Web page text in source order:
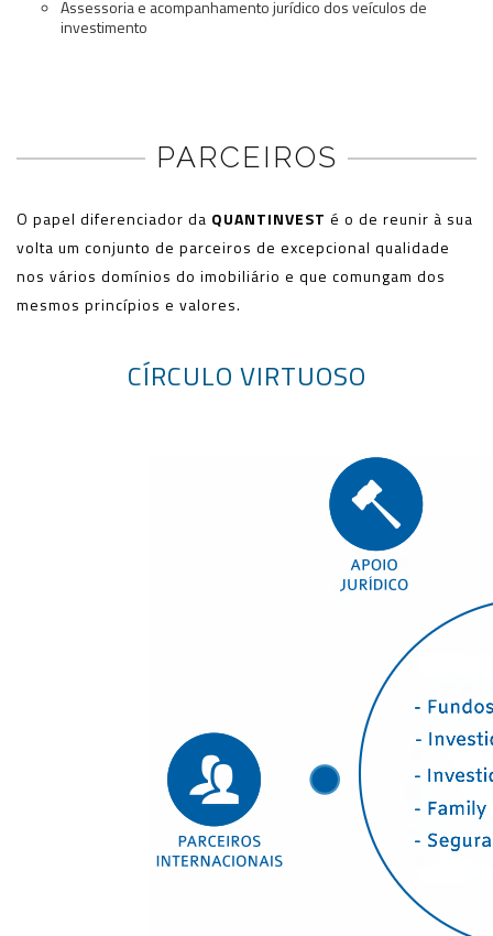
Assessoria e acompanhamento jurídico dos veículos de
investimento
PARCEIROS
O papel diferenciador da QUANTINVEST é o de reunir à sua
volta um conjunto de parceiros de excepcional qualidade
nos vários domínios do imobiliário e que comungam dos
mesmos princípios e valores.
CÍRCULO VIRTUOSO